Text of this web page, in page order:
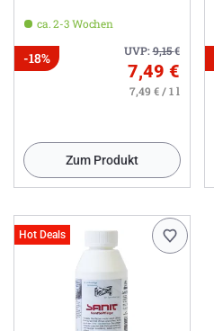
ca. 2-3 Wochen
UVP:9,15€
-18%
7,49 €
7,49 € / 1 l
Zum Produkt
Hot Deals